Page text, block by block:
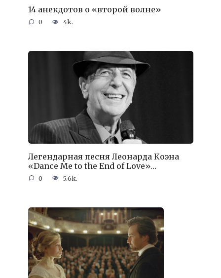
14 анекдотов о «второй волне»
0 4k.
Легендарная песня Леонарда Коэна
«Dance Me to the End of Love»…
0 5.6k.